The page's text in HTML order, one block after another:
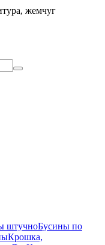
жемчуг
штучноБусины по
Крошка,